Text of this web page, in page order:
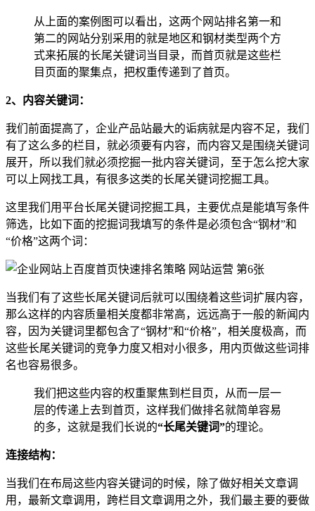
从上面的案例图可以看出，这两个网站排名第一和
第二的网站分别采用的就是地区和钢材类型两个方
式来拓展的长尾关键词当目录，而首页就是这些栏
目页面的聚集点，把权重传递到了首页。
2、内容关键词：
我们前面提高了，企业产品站最大的诟病就是内容不足，我们
有了这么多的栏目，就必须要有内容，而内容又是围绕关键词
展开，所以我们就必须挖掘一批内容关键词，至于怎么挖大家
可以上网找工具，有很多这类的长尾关键词挖掘工具。
这里我们用平台长尾关键词挖掘工具，主要优点是能填写条件
筛选，比如下面的挖掘词我填写的条件是必须包含“钢材”和
“价格”这两个词：
当我们有了这些长尾关键词后就可以围绕着这些词扩展内容，
那么这样的内容质量相关度都非常高，远远高于一般的新闻内
容，因为关键词里都包含了“钢材”和“价格”，相关度极高，而
这些长尾关键词的竞争力度又相对小很多，用内页做这些词排
名也容易很多。
我们把这些内容的权重聚焦到栏目页，从而一层一
层的传递上去到首页，这样我们做排名就简单容易
的多，这就是我们长说的“长尾关键词”的理论。
连接结构：
当我们在布局这些内容关键词的时候，除了做好相关文章调
用，最新文章调用，跨栏目文章调用之外，我们最主要的要做